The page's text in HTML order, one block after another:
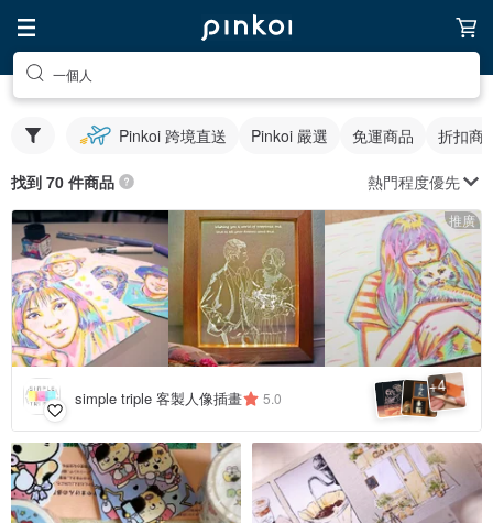
一個人
Pinkoi 跨境直送 Pinkoi 嚴選 免運商品 折扣商
找到 70 件商品 熱門程度優先
推廣
simple triple 客製人像插畫 5.0 +4